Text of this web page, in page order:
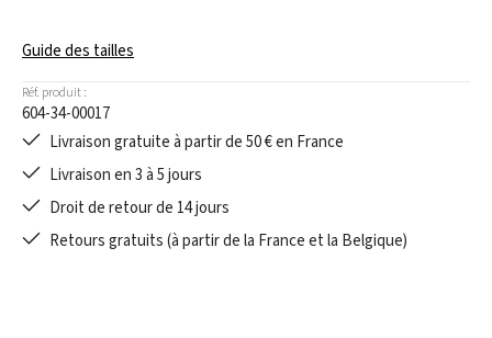
Guide des tailles
Réf. produit :
604-34-00017
Livraison gratuite à partir de 50 € en France
Livraison en 3 à 5 jours
Droit de retour de 14 jours
Retours gratuits (à partir de la France et la Belgique)